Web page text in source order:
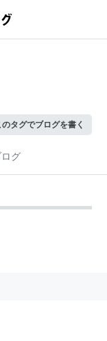
のタグでブログを書く
グ